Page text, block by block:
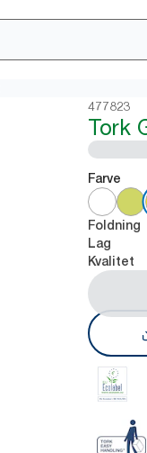
477823
Tork
Farve
Foldning
Lag
Kvalitet